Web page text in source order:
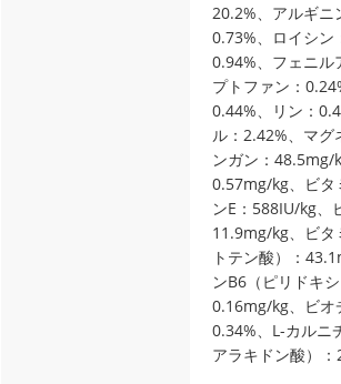
20.2%、アルギニ
0.73%、ロイシン
0.94%、フェニル
プトファン：
0.44%、リン：
ル：2.42%、マ
ンガン：48.5mg/
0.57mg/kg、ビタ
ンE：588IU/kg、
11.9mg/kg、ビタ
トテン酸）：
ンB6（ピリドキ
0.16mg/kg、ビオ
0.34%、L-カルニ
アラキドン酸）